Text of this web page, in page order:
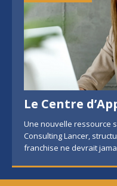
Le Centre
Une nouvelle ressource
Consulting Lancer,
franchise ne devrait